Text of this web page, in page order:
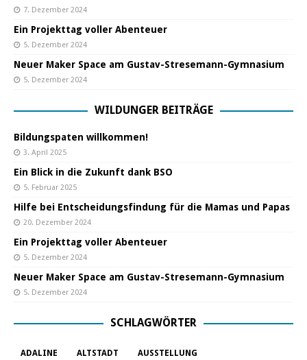
7. Dezember 2024
Ein Projekttag voller Abenteuer
5. Dezember 2024
Neuer Maker Space am Gustav-Stresemann-Gymnasium
5. Dezember 2024
WILDUNGER BEITRÄGE
Bildungspaten willkommen!
3. April 2025
Ein Blick in die Zukunft dank BSO
5. Februar 2025
Hilfe bei Entscheidungsfindung für die Mamas und Papas
20. Dezember 2024
Ein Projekttag voller Abenteuer
5. Dezember 2024
Neuer Maker Space am Gustav-Stresemann-Gymnasium
5. Dezember 2024
SCHLAGWÖRTER
ADALINE ALTSTADT AUSSTELLUNG